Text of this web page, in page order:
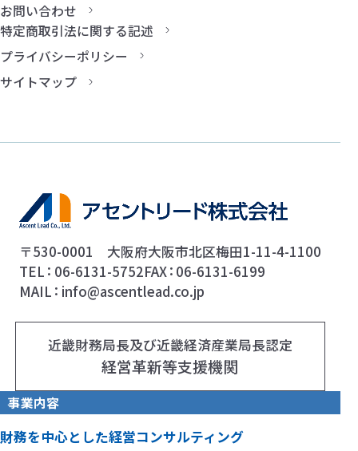
お問い合わせ
特定商取引法に関する記述
プライバシーポリシー
サイトマップ
〒530-0001 大阪府大阪市北区梅田1-11-4-1100
TEL 06-6131-5752FAX 06-6131-6199
MAIL info@ascentlead.co.jp
近畿財務局長及び近畿経済産業局長認定
経営革新等支援機関
事業内容
財務を中心とした経営コンサルティング